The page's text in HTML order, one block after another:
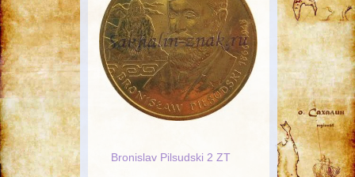
Bronislav Pilsudski 2 ZT